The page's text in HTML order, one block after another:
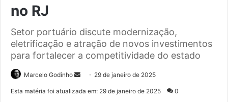
no RJ
Setor portuário discute modernização,
eletrificação e atração de novos investimentos
para fortalecer a competitividade do estado
Marcelo Godinho 29 de janeiro de 2025
Esta matéria foi atualizada em: 29 de janeiro de 2025 0